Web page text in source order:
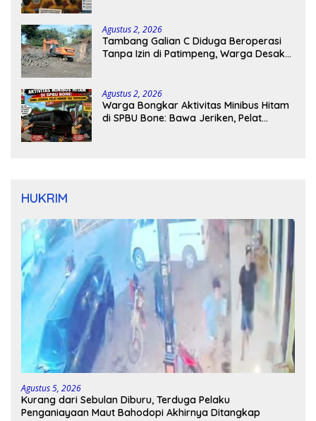
Agustus 2, 2026
Tambang Galian C Diduga Beroperasi
Tanpa Izin di Patimpeng, Warga Desak
Agustus 2, 2026
Warga Bongkar Aktivitas Minibus Hitam
di SPBU Bone: Bawa Jeriken, Pelat
HUKRIM
Agustus 5, 2026
Kurang dari Sebulan Diburu, Terduga Pelaku
Penganiayaan Maut Bahodopi Akhirnya Ditangkap